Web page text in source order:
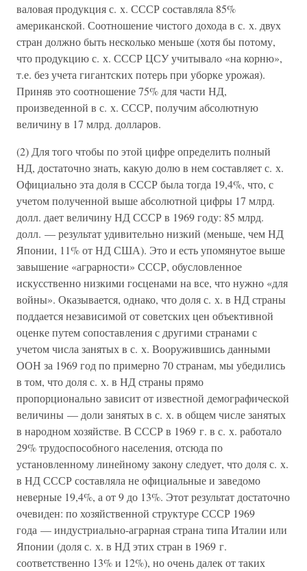
валовая продукция с. х. СССР составляла 85%
американской. Соотношение чистого дохода в с. х. двух
стран должно быть несколько меньше (хотя бы потому,
что продукцию с. х. СССР ЦСУ учитывало «на корню»,
т.е. без учета гигантских потерь при уборке урожая).
Приняв это соотношение 75% для части НД,
произведенной в с. х. СССР, получим абсолютную
величину в 17 млрд. долларов.
(2) Для того чтобы по этой цифре определить полный
НД, достаточно знать, какую долю в нем составляет с. х.
Официально эта доля в СССР была тогда 19,4%, что, с
учетом полученной выше абсолютной цифры 17 млрд.
долл. дает величину НД СССР в 1969 году: 85 млрд.
долл. — результат удивительно низкий (меньше, чем НД
Японии, 11% от НД США). Это и есть упомянутое выше
завышение «аграрности» СССР, обусловленное
искусственно низкими госценами на все, что нужно «для
войны». Оказывается, однако, что доля с. х. в НД страны
поддается независимой от советских цен объективной
оценке путем сопоставления с другими странами с
учетом числа занятых в с. х. Вооружившись данными
ООН за 1969 год по примерно 70 странам, мы убедились
в том, что доля с. х. в НД страны прямо
пропорционально зависит от известной демографической
величины — доли занятых в с. х. в общем числе занятых
в народном хозяйстве. В СССР в 1969 г. в с. х. работало
29% трудоспособного населения, отсюда по
установленному линейному закону следует, что доля с. х.
в НД СССР составляла не официальные и заведомо
неверные 19,4%, а от 9 до 13%. Этот результат достаточно
очевиден: по хозяйственной структуре СССР 1969
года — индустриально-аграрная страна типа Италии или
Японии (доля с. х. в НД этих стран в 1969 г.
соответственно 13% и 12%), но очень далек от таких